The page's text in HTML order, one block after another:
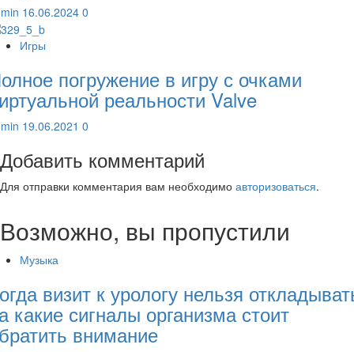
16.06.2024 0
Игры
погружение в игру с очками
реальности Valve
19.06.2021 0
Добавить комментарий
Для отправки комментария вам необходимо авторизоваться.
Возможно, вы пропустили
Музыка
визит к урологу нельзя
какие сигналы организма стоит
внимание